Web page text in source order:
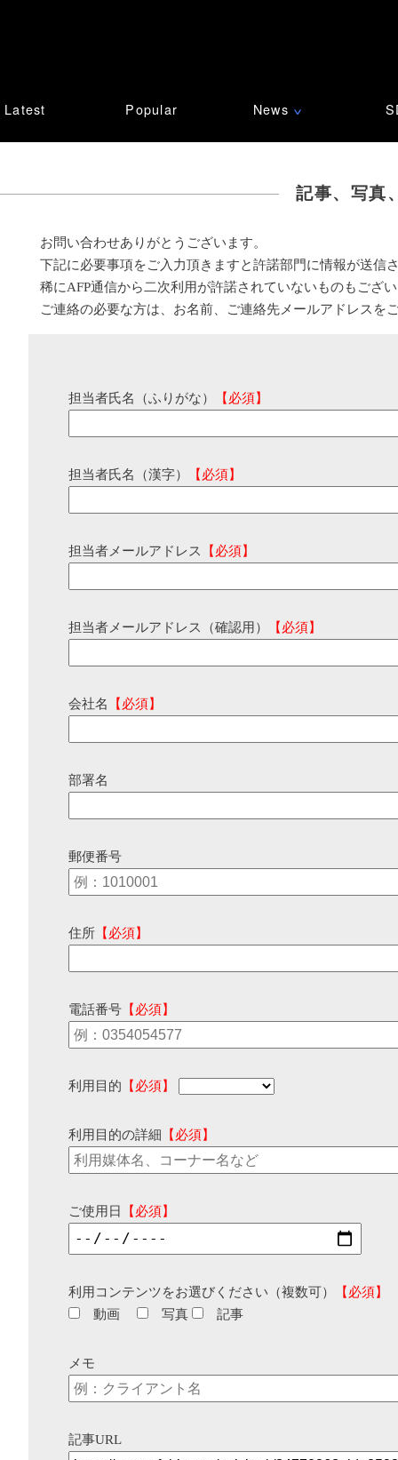
Latest Popular News ∨
記事、写真
お問い合わせありがとうございます。
下記に必要事項をご入力頂きますと許諾部門に情報が送信
稀にAFP通信から二次利用が許諾されていないものもござ
ご連絡の必要な方は、お名前、ご連絡先メールアドレスを
担当者氏名（ふりがな） 【必須】
担当者氏名（漢字） 【必須】
担当者メールアドレス 【必須】
担当者メールアドレス（確認用） 【必須】
会社名 【必須】
部署名
郵便番号
住所 【必須】
電話番号 【必須】
利用目的 【必須】
利用目的の詳細 【必須】
ご使用日 【必須】
利用コンテンツをお選びください（複数可）
【必須】
動画
写真 記事
メモ
記事URL